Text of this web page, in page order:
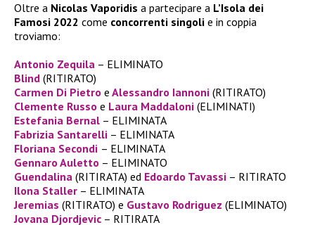
Oltre a Nicolas Vaporidis a partecipare a L’Isola dei
Famosi 2022 come concorrenti singoli e in coppia
troviamo:
Antonio Zequila – ELIMINATO
Blind (RITIRATO)
Carmen Di Pietro e Alessandro Iannoni (RITIRATO)
Clemente Russo e Laura Maddaloni (ELIMINATI)
Estefania Bernal – ELIMINATA
Fabrizia Santarelli – ELIMINATA
Floriana Secondi – ELIMINATA
Gennaro Auletto – ELIMINATO
Guendalina (RITIRATA) ed Edoardo Tavassi – RITIRATO
Ilona Staller – ELIMINATA
Jeremias (RITIRATO) e Gustavo Rodriguez (ELIMINATO)
Jovana Djordjevic – RITIRATA